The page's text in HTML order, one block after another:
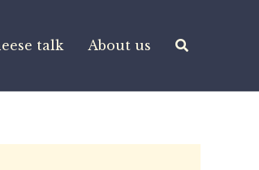
talk About us